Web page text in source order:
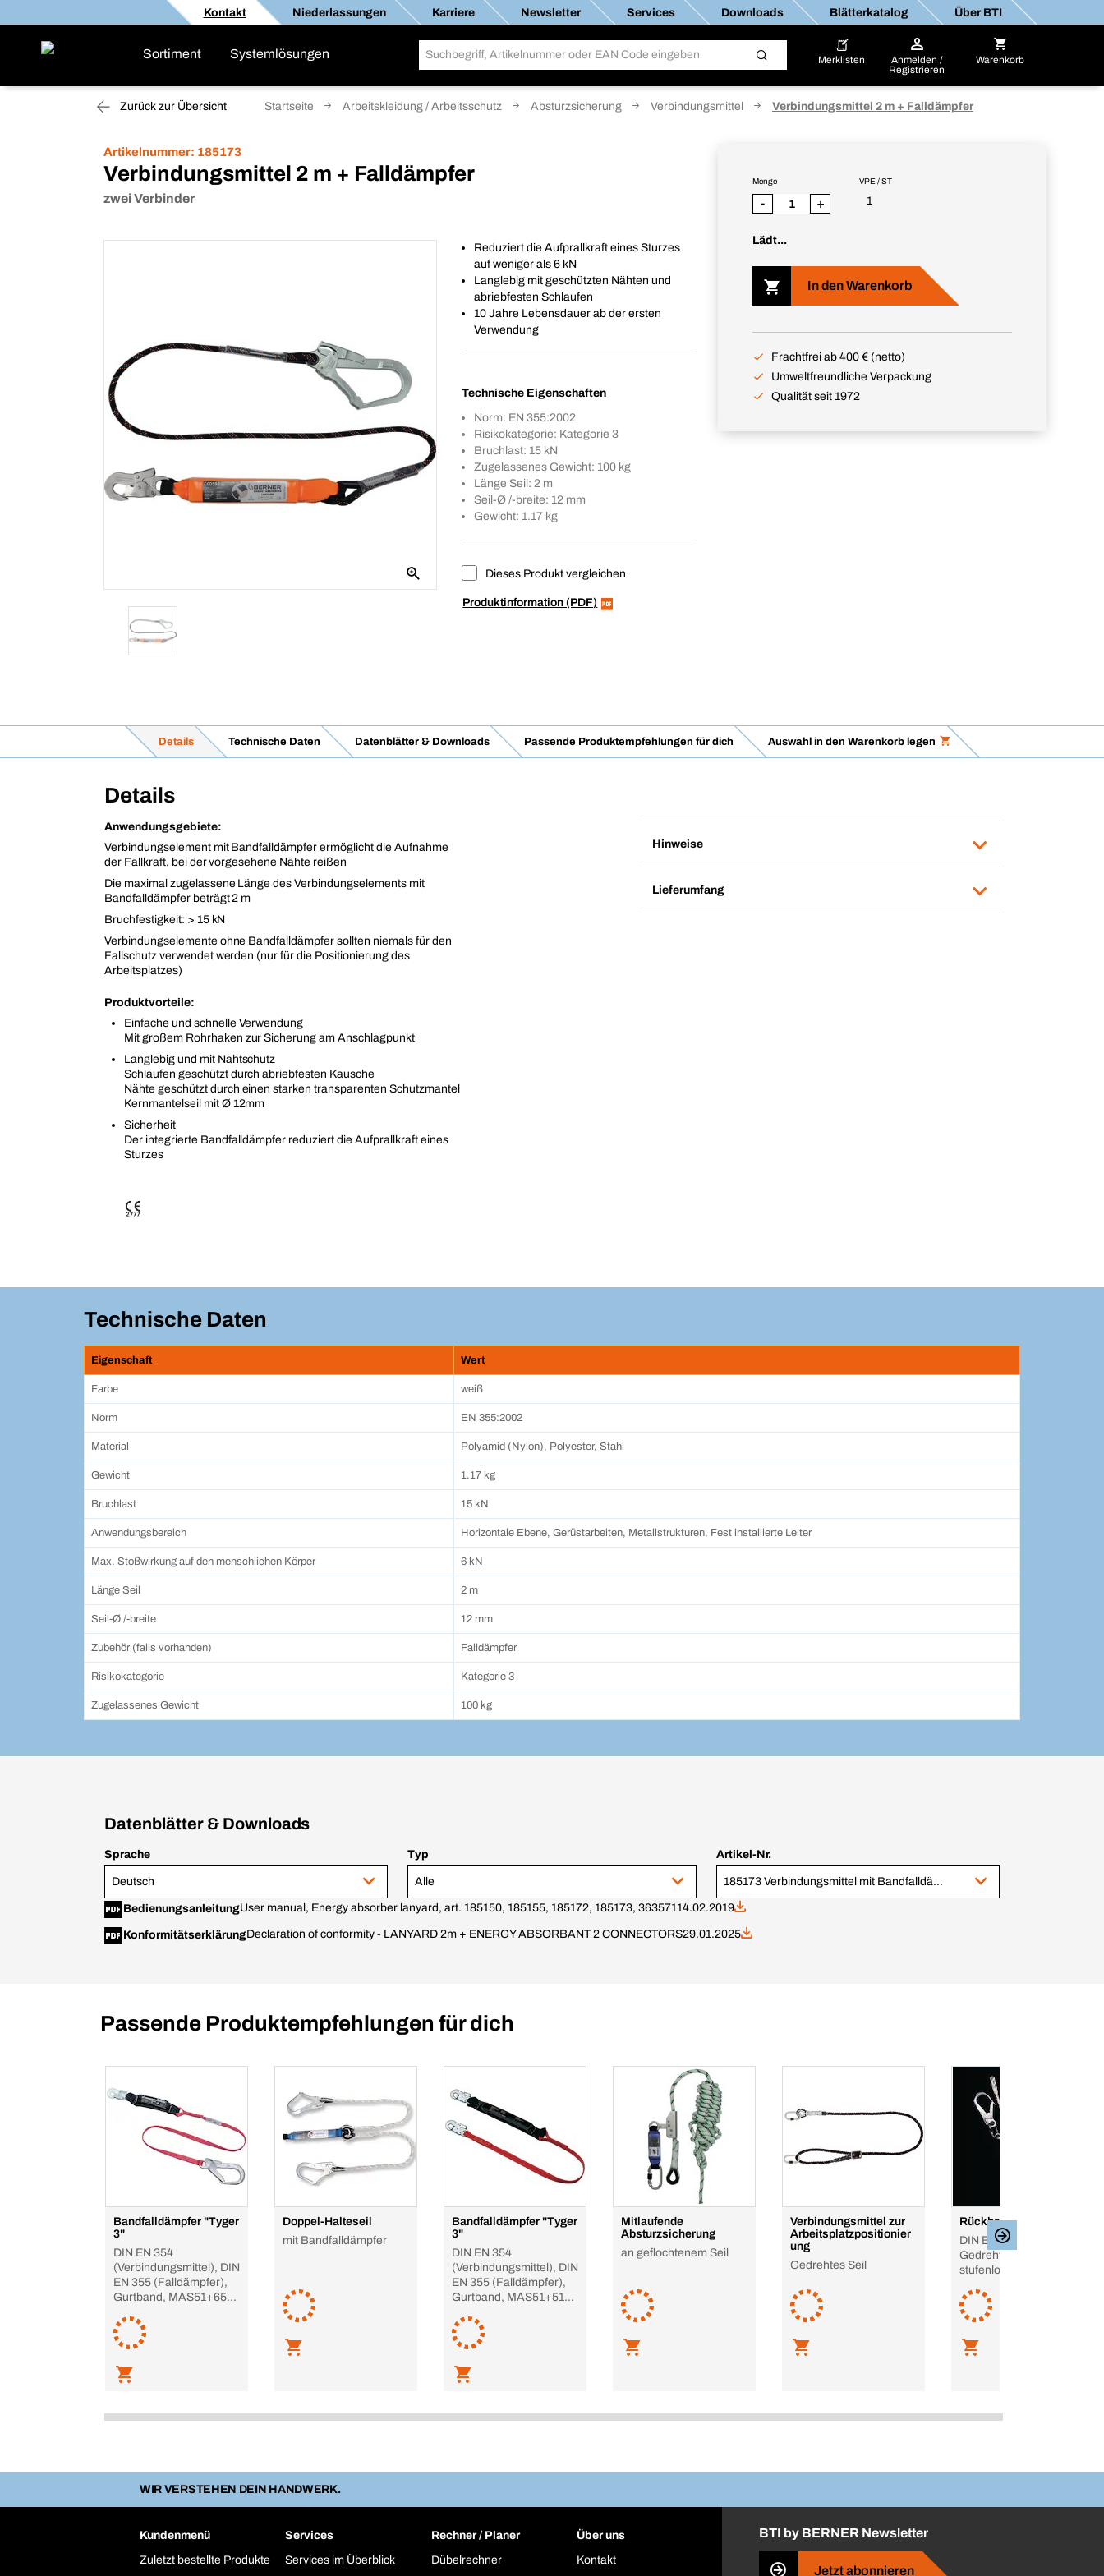
Kontakt Niederlassungen Karriere Newsletter Services Downloads Blätterkatalog Über BTI
Sortiment Systemlösungen Merklisten
Anmelden /
Registrieren
Warenkorb
Zurück zur Übersicht Startseite Arbeitskleidung / Arbeitsschutz Absturzsicherung Verbindungsmittel Verbindungsmittel 2 m + Falldämpfer
Artikelnummer: 185173
Verbindungsmittel 2 m + Falldämpfer
zwei Verbinder
Reduziert die Aufprallkraft eines Sturzes
auf weniger als 6 kN
Langlebig mit geschützten Nähten und
abriebfesten Schlaufen
10 Jahre Lebensdauer ab der ersten
Verwendung
Technische Eigenschaften
Norm: EN 355:2002
Risikokategorie: Kategorie 3
Bruchlast: 15 kN
Zugelassenes Gewicht: 100 kg
Länge Seil: 2 m
Seil-Ø /-breite: 12 mm
Gewicht: 1.17 kg
Dieses Produkt vergleichen
Produktinformation (PDF)
VPE / ST
1
Menge
- +
Lädt...
In den Warenkorb
Frachtfrei ab 400 € (netto)
Umweltfreundliche Verpackung
Qualität seit 1972
Details Technische Daten Datenblätter & Downloads Passende Produktempfehlungen für dich Auswahl in den Warenkorb legen
Details
Anwendungsgebiete:
Verbindungselement mit Bandfalldämpfer ermöglicht die Aufnahme
der Fallkraft, bei der vorgesehene Nähte reißen
Die maximal zugelassene Länge des Verbindungselements mit
Bandfalldämpfer beträgt 2 m
Bruchfestigkeit: > 15 kN
Verbindungselemente ohne Bandfalldämpfer sollten niemals für den
Fallschutz verwendet werden (nur für die Positionierung des
Arbeitsplatzes)
Produktvorteile:
Einfache und schnelle Verwendung
Mit großem Rohrhaken zur Sicherung am Anschlagpunkt
Langlebig und mit Nahtschutz
Schlaufen geschützt durch abriebfesten Kausche
Nähte geschützt durch einen starken transparenten Schutzmantel
Kernmantelseil mit Ø 12mm
Sicherheit
Der integrierte Bandfalldämpfer reduziert die Aufprallkraft eines
Sturzes
Hinweise
Lieferumfang
Technische Daten
Eigenschaft Wert
Farbe weiß
Norm EN 355:2002
Material Polyamid (Nylon), Polyester, Stahl
Gewicht 1.17 kg
Bruchlast 15 kN
Anwendungsbereich Horizontale Ebene, Gerüstarbeiten, Metallstrukturen, Fest installierte Leiter
Max. Stoßwirkung auf den menschlichen Körper 6 kN
Länge Seil 2 m
Seil-Ø /-breite 12 mm
Zubehör (falls vorhanden) Falldämpfer
Risikokategorie Kategorie 3
Zugelassenes Gewicht 100 kg
Datenblätter & Downloads
Sprache
Deutsch
Typ
Alle
Artikel-Nr.
185173 Verbindungsmittel mit Bandfalldämpfer 2 m
BedienungsanleitungUser manual, Energy absorber lanyard, art. 185150, 185155, 185172, 185173, 36357114.02.2019
KonformitätserklärungDeclaration of conformity - LANYARD 2m + ENERGY ABSORBANT 2 CONNECTORS29.01.2025
Passende Produktempfehlungen für dich
Bandfalldämpfer "Tyger
3"
DIN EN 354
(Verbindungsmittel), DIN
EN 355 (Falldämpfer),
Gurtband, MAS51+65
Doppel-Halteseil
mit Bandfalldämpfer
Bandfalldämpfer "Tyger
3"
DIN EN 354
(Verbindungsmittel), DIN
EN 355 (Falldämpfer),
Gurtband, MAS51+51
Mitlaufende
Absturzsicherung
an geflochtenem Seil
Verbindungsmittel zur
Arbeitsplatzpositionier
ung
Gedrehtes Seil
Rückhalteseil MA4
DIN EN 358 (Haltegurt),
Gedrehtes Seil 16 mm,
stufenlos verstellbar
WIR VERSTEHEN DEIN HANDWERK.
Kundenmenü
Zuletzt bestellte Produkte
Services
Services im Überblick
Rechner / Planer
Dübelrechner
Über uns
Kontakt
BTI by BERNER Newsletter
Jetzt abonnieren